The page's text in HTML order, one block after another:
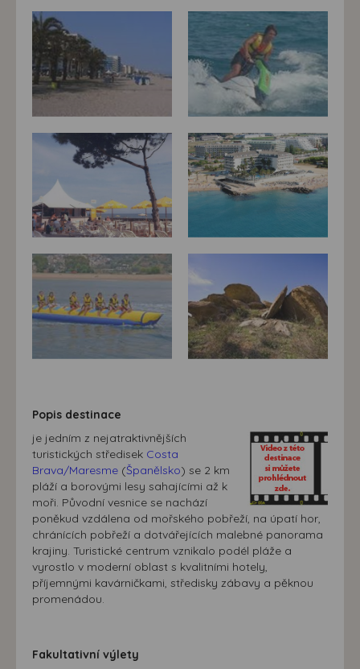
Popis destinace
je jedním z nejatraktivnějších
turistických středisek Costa
Brava/Maresme (Španělsko) se 2 km
pláží a borovými lesy sahajícími až k
moři. Původní vesnice se nachází
poněkud vzdálena od mořského pobřeží, na úpatí hor,
chránících pobřeží a dotvářejících malebné panorama
krajiny. Turistické centrum vznikalo podél pláže a
vyrostlo v moderní oblast s kvalitními hotely,
příjemnými kavárničkami, středisky zábavy a pěknou
promenádou.
Fakultativní výlety
přizpůsobených Vašim zájmům.